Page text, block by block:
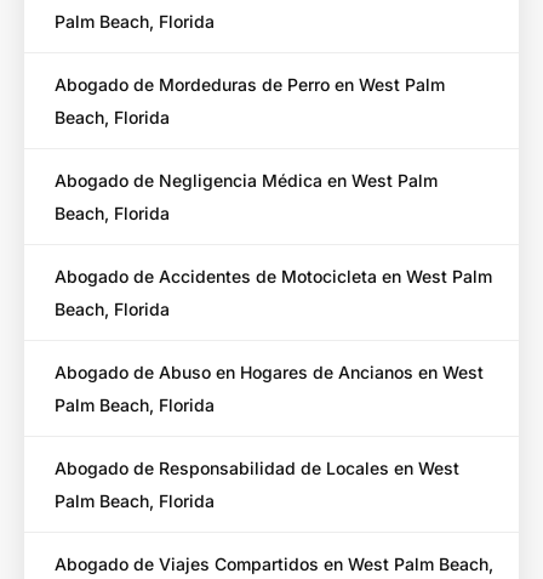
Palm Beach, Florida
Abogado de Mordeduras de Perro en West Palm
Beach, Florida
Abogado de Negligencia Médica en West Palm
Beach, Florida
Abogado de Accidentes de Motocicleta en West Palm
Beach, Florida
Abogado de Abuso en Hogares de Ancianos en West
Palm Beach, Florida
Abogado de Responsabilidad de Locales en West
Palm Beach, Florida
Abogado de Viajes Compartidos en West Palm Beach,